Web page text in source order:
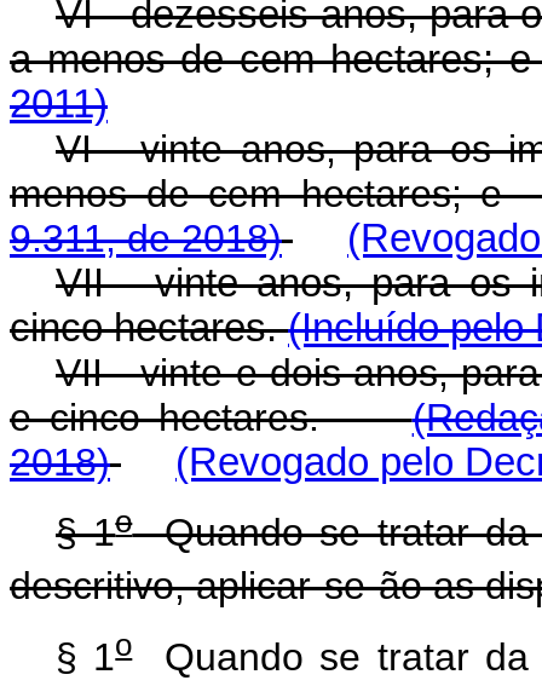
VI - dezesseis anos, para
a menos de cem hectares;
2011)
VI - vinte anos, para os
menos de cem
9.311, de 2018)
VII - vinte anos, para os
cinco hectares.(Incluído pelo
VII - vinte e dois anos,
e cinco hectares.
2018)
(Revogado pelo
§ 1oQuando se tratar da
descritivo, aplicar-se-ão as
§ 1oQuando se tratar da